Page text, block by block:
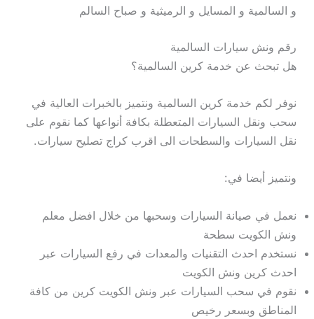
و السالمية و المسايل و الرميثية و صباح السالم
رقم ونش سيارات السالمية
هل تبحث عن خدمة كرين السالمية؟
نوفر لكم خدمة كرين السالمية ونتميز بالخبرات العالية في
سحب ونقل السيارات المتعطلة بكافة أنواعها كما نقوم على
نقل السيارات والسطحات الى اقرب كراج تصليح سيارات.
ونتميز أيضا في:
نعمل في صيانة السيارات وسحبها من خلال افضل معلم
ونش الكويت سطحة
نستخدم احدث التقنيات والمعدات في رفع السيارات عبر
احدث كرين ونش الكويت
نقوم في سحب السيارات عبر ونش الكويت كرين من كافة
المناطق وبسعر رخيص